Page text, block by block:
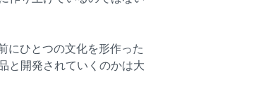
にひとつの文化を形作った
と開発されていくのかは大